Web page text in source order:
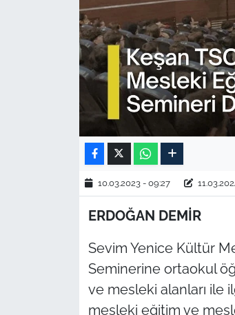
10.03.2023 - 09:27
ERDOĞAN DEMİR
Sevim Yenice Kültür
Seminerine ortaokul
ve mesleki alanları ile
mesleki eğitim ve
RESMİ İLAN
EDİRNE
TEKİRDAĞ
KIRKLARELİ
ÇANAKKALE
TÜRKİYE